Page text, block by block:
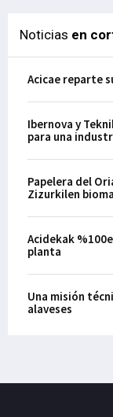
Noticias en
Acicae reparte
Ibernova y
para una
Papelera del
Zizurkilen
Acidekak
planta
Una misión
alaveses